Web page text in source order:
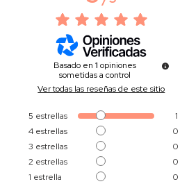
Basado en1 opiniones
sometidas a control
Ver todas las reseñas de este sitio
5 estrellas
1
4 estrellas
0
3 estrellas
0
2 estrellas
0
1 estrella 0